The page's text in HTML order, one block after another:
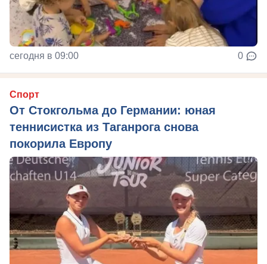
сегодня в 09:00 0
Спорт
От Стокгольма до Германии: юная
теннисистка из Таганрога снова
покорила Европу